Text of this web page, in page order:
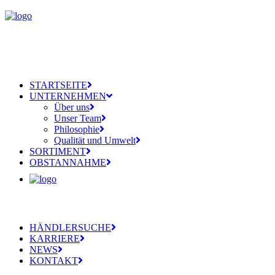
STARTSEITE
UNTERNEHMEN
Über uns
Unser Team
Philosophie
Qualität und Umwelt
SORTIMENT
OBSTANNAHME
HÄNDLERSUCHE
KARRIERE
NEWS
KONTAKT